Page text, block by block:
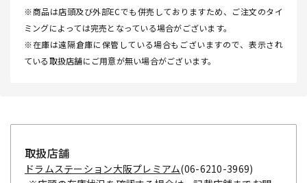
※商品は店頭及び外部ECでも併売しておりますため、ご注文のタイ
ミングによっては完売となっている場合がございます。
※在庫は遠隔倉庫に保管している場合もございますので、表示され
ている取扱店舗にご用意が無い場合がございます。
取扱店舗
ドラムステーション大阪プレミアム(06-6210-3969)